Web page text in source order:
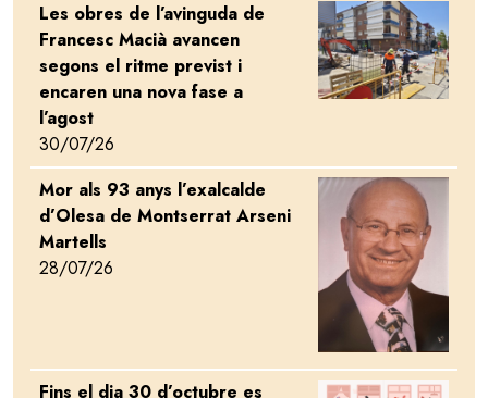
Les obres de l’avinguda de
Francesc Macià avancen
segons el ritme previst i
encaren una nova fase a
l’agost
30/07/26
Image
Mor als 93 anys l’exalcalde
d’Olesa de Montserrat Arseni
Martells
28/07/26
Image
Fins el dia 30 d’octubre es
Image